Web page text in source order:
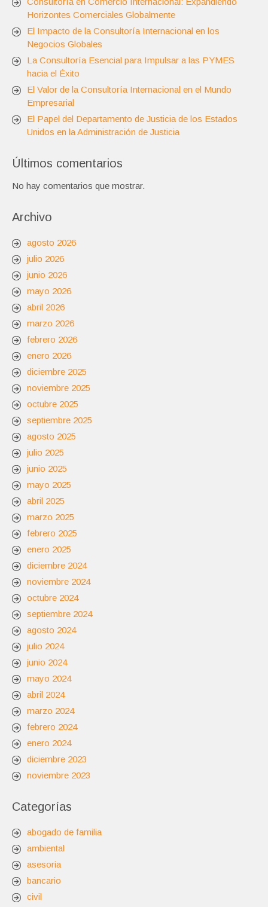
Horizontes Comerciales Globalmente
El Impacto de la Consultoría Internacional en los
Negocios Globales
La Consultoría Esencial para Impulsar a las PYMES
hacia el Éxito
El Valor de la Consultoría Internacional en el Mundo
Empresarial
El Papel del Departamento de Justicia de los Estados
Unidos en la Administración de Justicia
Últimos comentarios
No hay comentarios que mostrar.
Archivo
agosto 2026
julio 2026
junio 2026
mayo 2026
abril 2026
marzo 2026
febrero 2026
enero 2026
diciembre 2025
noviembre 2025
octubre 2025
septiembre 2025
agosto 2025
julio 2025
junio 2025
mayo 2025
abril 2025
marzo 2025
febrero 2025
enero 2025
diciembre 2024
noviembre 2024
octubre 2024
septiembre 2024
agosto 2024
julio 2024
junio 2024
mayo 2024
abril 2024
marzo 2024
febrero 2024
enero 2024
diciembre 2023
noviembre 2023
Categorías
abogado de familia
ambiental
asesoria
bancario
civil